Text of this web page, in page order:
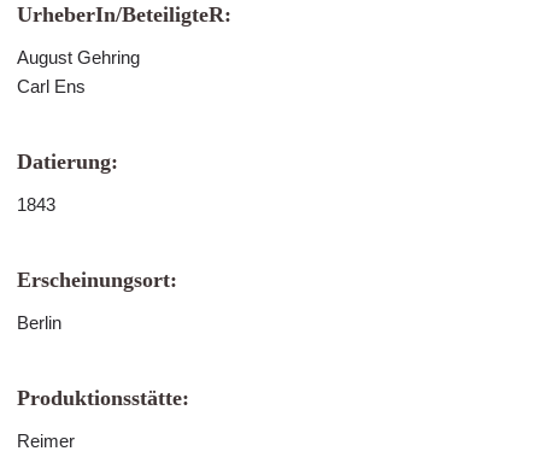
UrheberIn/BeteiligteR:
August Gehring
Carl Ens
Datierung:
1843
Erscheinungsort:
Berlin
Produktionsstätte:
Reimer